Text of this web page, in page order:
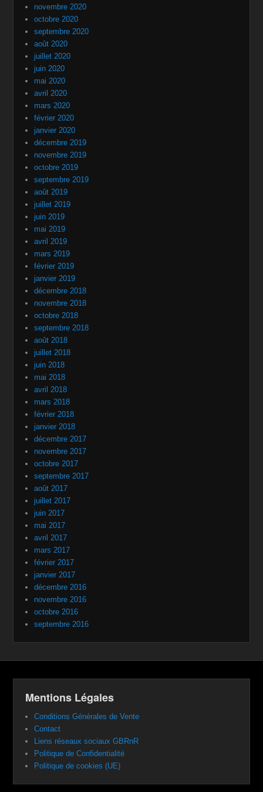
novembre 2020
octobre 2020
septembre 2020
août 2020
juillet 2020
juin 2020
mai 2020
avril 2020
mars 2020
février 2020
janvier 2020
décembre 2019
novembre 2019
octobre 2019
septembre 2019
août 2019
juillet 2019
juin 2019
mai 2019
avril 2019
mars 2019
février 2019
janvier 2019
décembre 2018
novembre 2018
octobre 2018
septembre 2018
août 2018
juillet 2018
juin 2018
mai 2018
avril 2018
mars 2018
février 2018
janvier 2018
décembre 2017
novembre 2017
octobre 2017
septembre 2017
août 2017
juillet 2017
juin 2017
mai 2017
avril 2017
mars 2017
février 2017
janvier 2017
décembre 2016
novembre 2016
octobre 2016
septembre 2016
Mentions Légales
Conditions Générales de Vente
Contact
Liens réseaux sociaux GBRnR
Politique de Confidentialité
Politique de cookies (UE)